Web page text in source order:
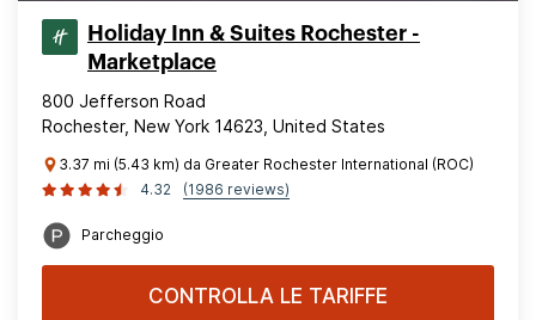
Holiday Inn & Suites Rochester -
Marketplace
800 Jefferson Road
Rochester, New York 14623, United States
3.37 mi (5.43 km) da Greater Rochester International (ROC)
4.32
(1986 reviews)
Parcheggio
CONTROLLA LE TARIFFE